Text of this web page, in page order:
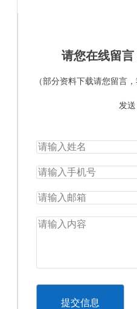
请您在线留
（部分资料下载请您留言
发送
提交信息